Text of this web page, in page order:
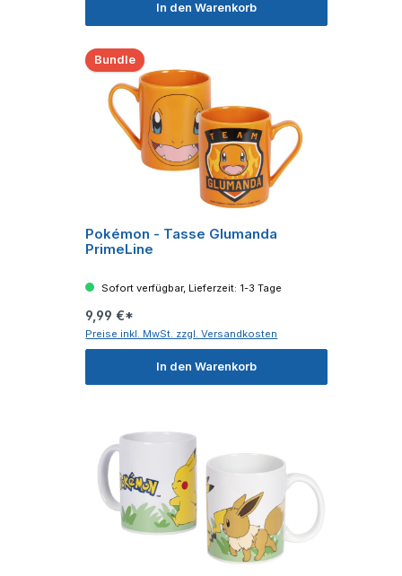
In den Warenkorb
Bundle
Pokémon - Tasse Glumanda
PrimeLine
Sofort verfügbar, Lieferzeit: 1-3 Tage
9,99 €*
Preise inkl. MwSt. zzgl. Versandkosten
In den Warenkorb